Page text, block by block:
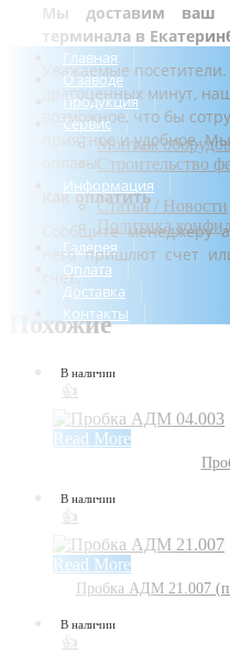
Главная
О заводе
Продукция
Сервис
Монтаж
Строительство
Информация
Статьи / Новости
Политика
Галерея
Оплата
Доставка
Контакты
Мы доставим ваш
терминала в
Уважаемые
драгоценных минут,
возможное, что бы
приятное и удобное.
оплаты.
Как оплатить
Сообщите менеджеру
него пришлют счет
счет.
Похожие
В наличии
👍
Read More
В наличии
👍
Read More
Пробка АДМ 21.007
В наличии
👍